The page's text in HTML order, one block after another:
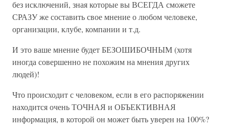
без исключений, зная которые вы ВСЕГДА сможете
СРАЗУ же составить свое мнение о любом человеке,
организации, клубе, компании и т.д.
И это ваше мнение будет БЕЗОШИБОЧНЫМ (хотя
иногда совершенно не похожим на мнения других
людей)!
Что происходит с человеком, если в его распоряжении
находится очень ТОЧНАЯ и ОБЪЕКТИВНАЯ
информация, в которой он может быть уверен на 100%?